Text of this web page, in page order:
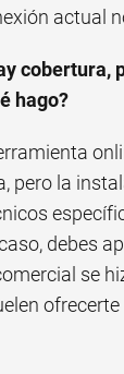
actual
cobertura,
hago?
pero la
debes
se